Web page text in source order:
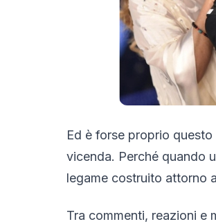
Ed è forse proprio
vicenda. Perché quando
legame costruito attorno
Tra commenti, reazioni e